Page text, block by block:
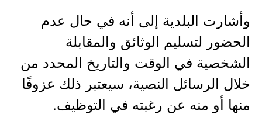
وأشارت البلدية إلى أنه في حال عدم
الحضور لتسليم الوثائق والمقابلة
الشخصية في الوقت والتاريخ المحدد من
خلال الرسائل النصية، سيعتبر ذلك عزوفًا
منها أو منه عن رغبته في التوظيف.